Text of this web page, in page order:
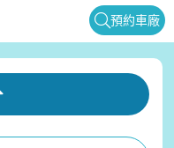
預約車廠